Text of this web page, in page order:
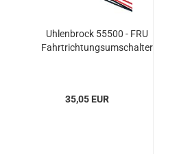
Uhlenbrock 55500 - FRU
Fahrtrichtungsumschalter
35,05 EUR